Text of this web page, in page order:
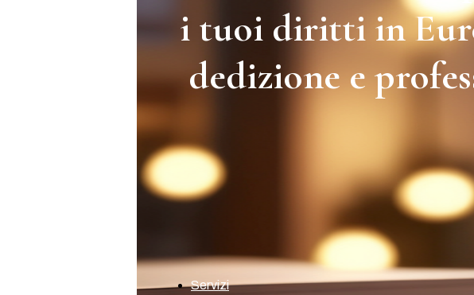
i tuoi diritti in
dedizione e
Servizi